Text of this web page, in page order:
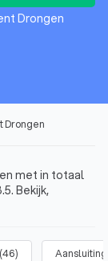
Drongen
Drongen
met in totaal
Bekijk,
(46)